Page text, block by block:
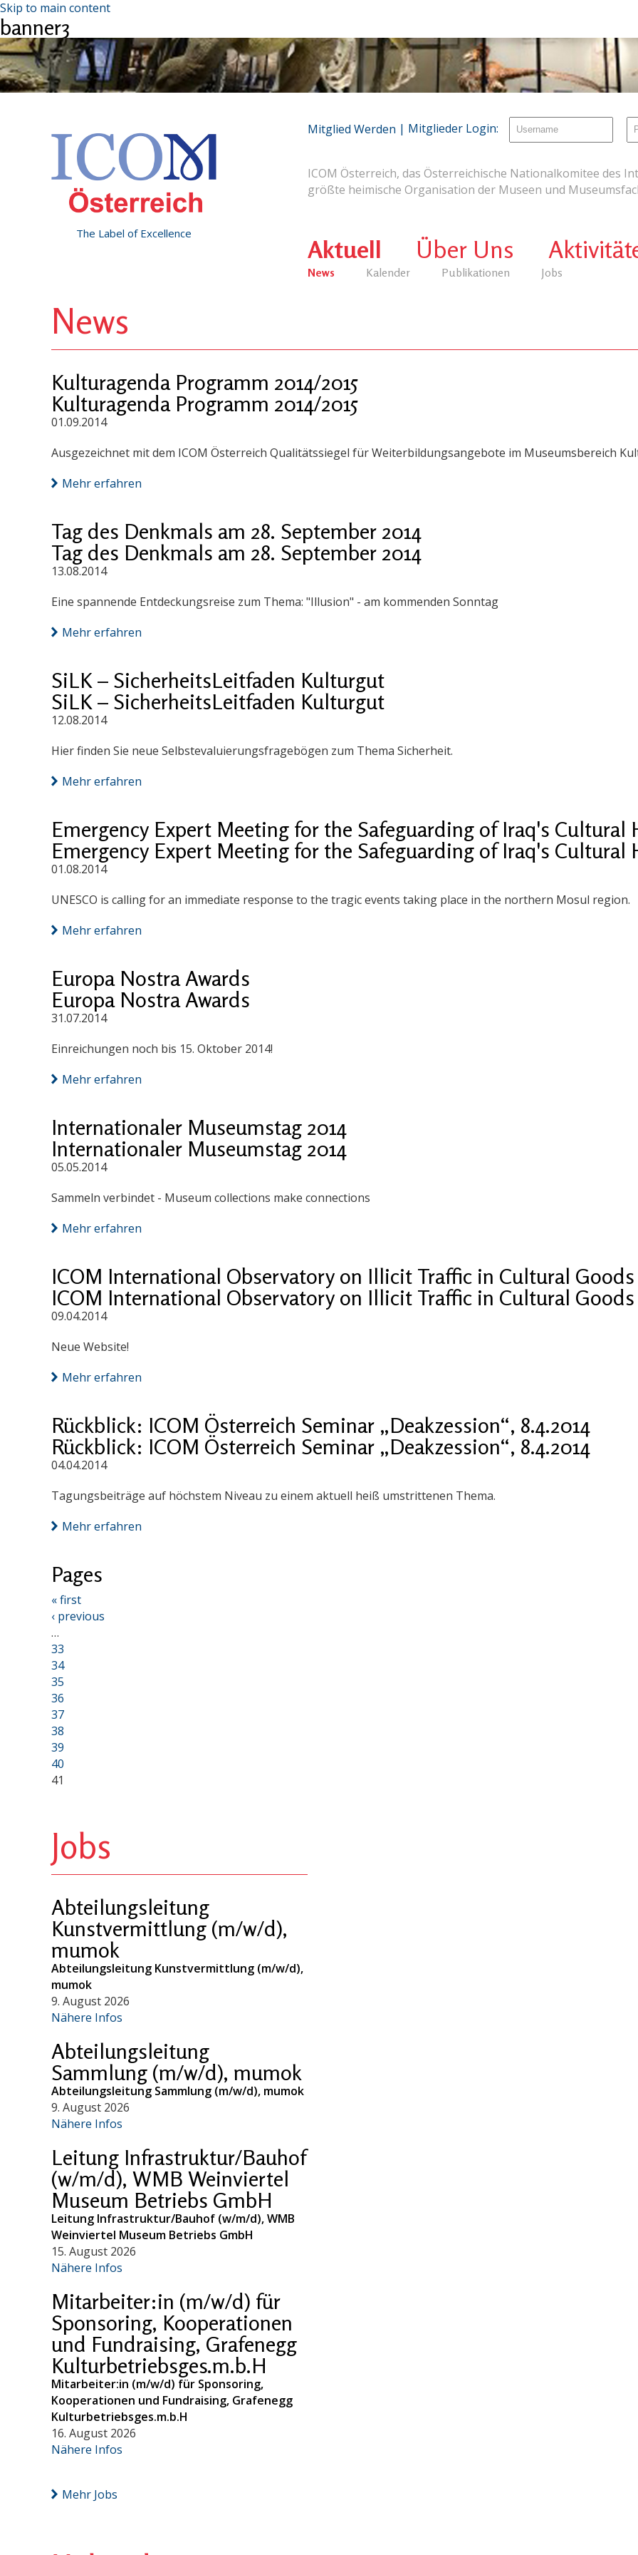
Skip to main content
banner3
The Label of Excellence
ICOM Österreich, das Österreichische Nationalkomitee des
größte heimische Organisation der Museen und
Aktuell
News Kalender Publikationen Jobs
Über Uns
Mitglied Werden | Mitglieder Login:
News
Kulturagenda Programm 2014/2015
Kulturagenda Programm 2014/2015
01.09.2014
Ausgezeichnet mit dem ICOM Österreich Qualitätssiegel für Weiterbildungsangebote im Museumsbereich
Mehr erfahren
Tag des Denkmals am 28. September 2014
Tag des Denkmals am 28. September 2014
13.08.2014
Eine spannende Entdeckungsreise zum Thema: "Illusion" - am kommenden Sonntag
Mehr erfahren
SiLK – SicherheitsLeitfaden Kulturgut
SiLK – SicherheitsLeitfaden Kulturgut
12.08.2014
Hier finden Sie neue Selbstevaluierungsfragebögen zum Thema Sicherheit.
Mehr erfahren
Emergency Expert Meeting for the Safeguarding of Iraq's Cultural
Emergency Expert Meeting for the Safeguarding of Iraq's Cultural
01.08.2014
UNESCO is calling for an immediate response to the tragic events taking place in the northern Mosul region.
Mehr erfahren
Europa Nostra Awards
Europa Nostra Awards
31.07.2014
Einreichungen noch bis 15. Oktober 2014!
Mehr erfahren
Internationaler Museumstag 2014
Internationaler Museumstag 2014
05.05.2014
Sammeln verbindet - Museum collections make connections
Mehr erfahren
ICOM International Observatory on Illicit Traffic in Cultural Goods
ICOM International Observatory on Illicit Traffic in Cultural Goods
09.04.2014
Neue Website!
Mehr erfahren
Rückblick: ICOM Österreich Seminar „Deakzession“, 8.4.2014
Rückblick: ICOM Österreich Seminar „Deakzession“, 8.4.2014
04.04.2014
Tagungsbeiträge auf höchstem Niveau zu einem aktuell heiß umstrittenen Thema.
Mehr erfahren
Pages
« first
‹ previous
…
33
34
35
36
37
38
39
40
41
Jobs
Abteilungsleitung
Kunstvermittlung (m/w/d),
mumok
Abteilungsleitung Kunstvermittlung (m/w/d),
mumok
9. August 2026
Nähere Infos
Abteilungsleitung
Sammlung (m/w/d), mumok
Abteilungsleitung Sammlung (m/w/d), mumok
9. August 2026
Nähere Infos
Leitung Infrastruktur/Bauhof
(w/m/d), WMB Weinviertel
Museum Betriebs GmbH
Leitung Infrastruktur/Bauhof (w/m/d), WMB
Weinviertel Museum Betriebs GmbH
15. August 2026
Nähere Infos
Mitarbeiter:in (m/w/d) für
Sponsoring, Kooperationen
und Fundraising, Grafenegg
Kulturbetriebsges.m.b.H
Mitarbeiter:in (m/w/d) für Sponsoring,
Kooperationen und Fundraising, Grafenegg
Kulturbetriebsges.m.b.H
16. August 2026
Nähere Infos
Mehr Jobs